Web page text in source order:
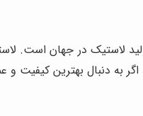
لاستیک در جهان است.
به دنبال بهترین کیفیت و